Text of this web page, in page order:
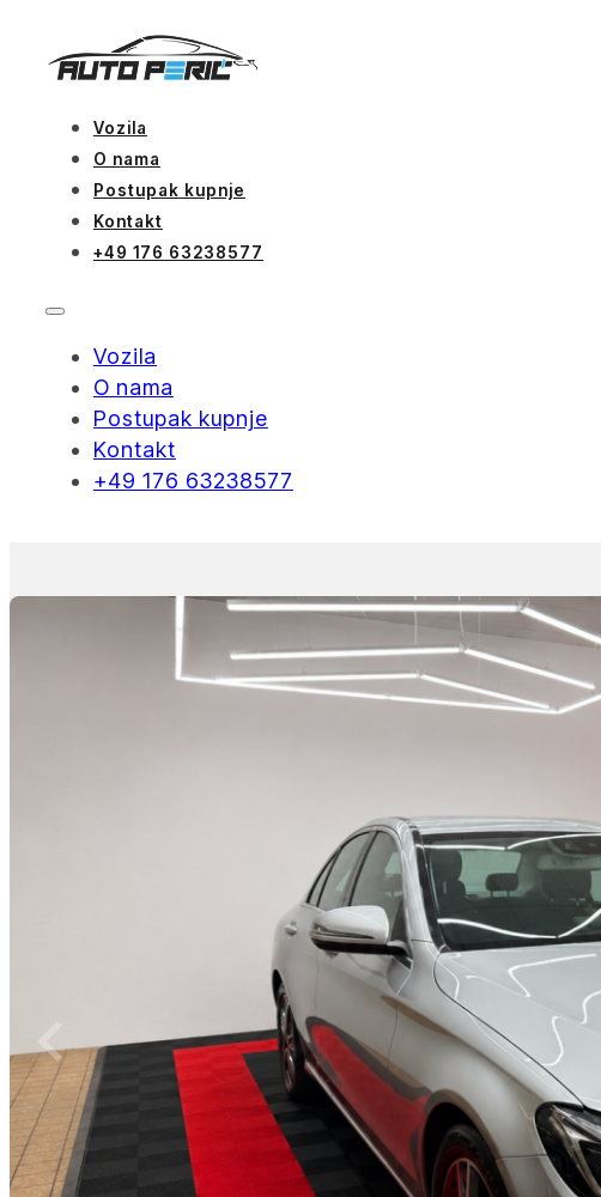
Vozila
O nama
Postupak kupnje
Kontakt
+49 176 63238577
Vozila
O nama
Postupak kupnje
Kontakt
+49 176 63238577